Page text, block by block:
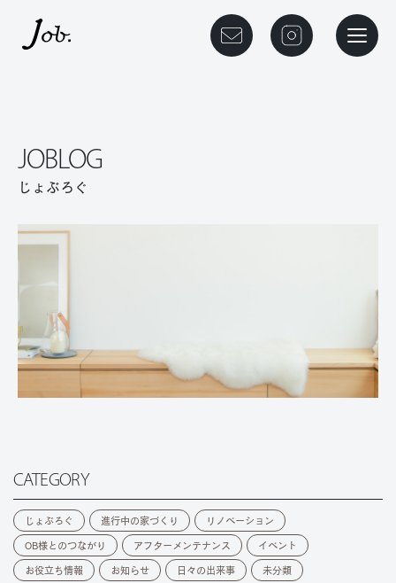
メニュ
JOBLOG
じょぶろぐ
CATEGORY
じょぶろぐ 進行中の家づくり リノベーション
OB様とのつながり アフターメンテナンス イベント
お役立ち情報 お知らせ 日々の出来事 未分類